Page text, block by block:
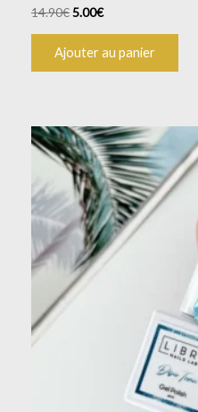
14.90€5.00€
Ajouter au panier